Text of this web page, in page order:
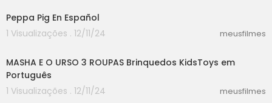
Peppa Pig En Español
1 Visualizações . 12/11/24
meusfilmes
MASHA E O URSO 3 ROUPAS Brinquedos KidsToys em
Português
1 Visualizações . 12/11/24
meusfilmes